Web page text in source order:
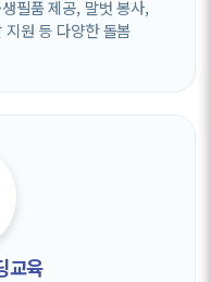
필품 제공, 말벗 봉사,
지원 등 다양한 돌봄
교육